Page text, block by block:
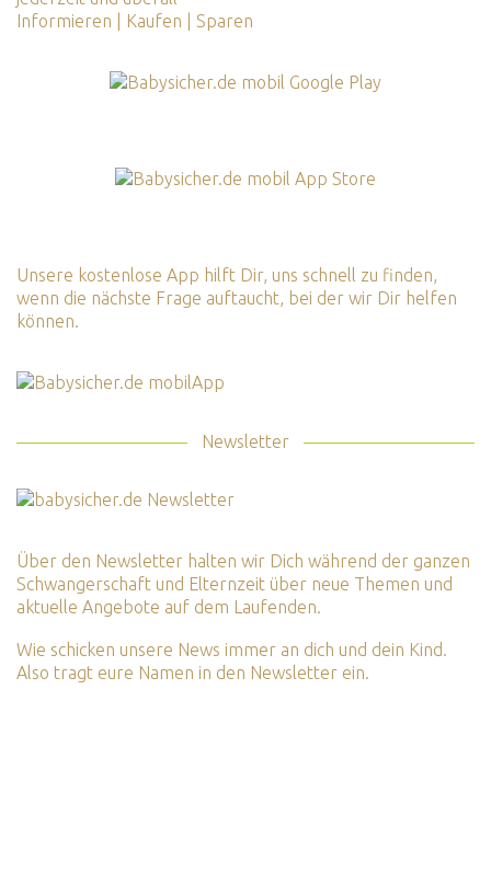
Informieren | Kaufen | Sparen
Unsere kostenlose App hilft Dir, uns schnell zu finden,
wenn die nächste Frage auftaucht, bei der wir Dir helfen
können.
Newsletter
Über den Newsletter halten wir Dich während der ganzen
Schwangerschaft und Elternzeit über neue Themen und
aktuelle Angebote auf dem Laufenden.
Wie schicken unsere News immer an dich und dein Kind.
Also tragt eure Namen in den Newsletter ein.